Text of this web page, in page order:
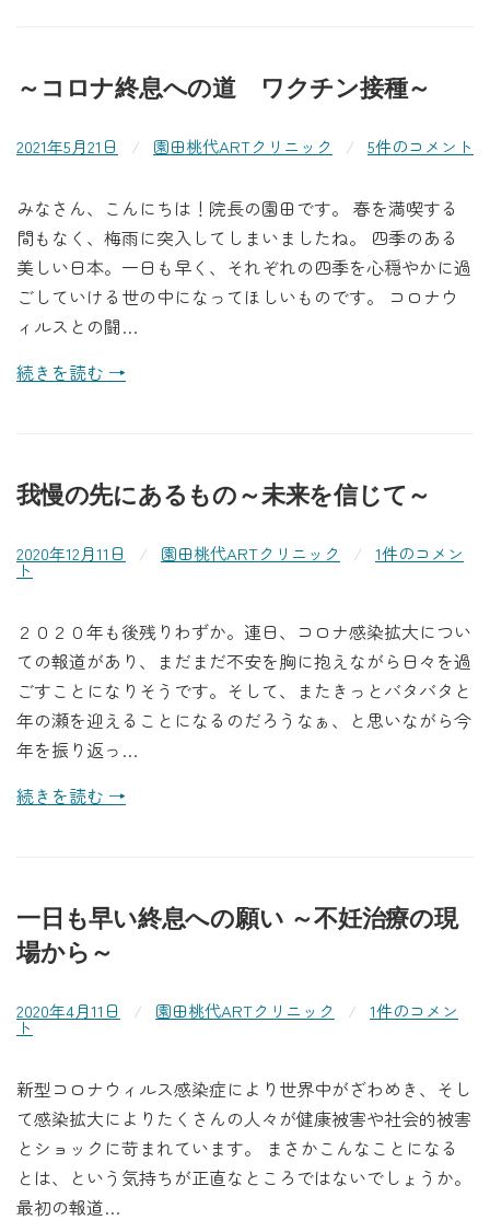
～コロナ終息への道 ワクチン接種～
2021年5月21日 / 園田桃代ARTクリニック / 5件のコメント
みなさん、こんにちは！院長の園田です。 春を満喫する
間もなく、梅雨に突入してしまいましたね。 四季のある
美しい日本。一日も早く、それぞれの四季を心穏やかに過
ごしていける世の中になってほしいものです。 コロナウ
ィルスとの闘…
続きを読む →
我慢の先にあるもの～未来を信じて～
2020年12月11日 / 園田桃代ARTクリニック / 1件のコメン
ト
２０２０年も後残りわずか。連日、コロナ感染拡大につい
ての報道があり、まだまだ不安を胸に抱えながら日々を過
ごすことになりそうです。そして、またきっとバタバタと
年の瀬を迎えることになるのだろうなぁ、と思いながら今
年を振り返っ…
続きを読む →
一日も早い終息への願い ～不妊治療の現
場から～
2020年4月11日 / 園田桃代ARTクリニック / 1件のコメン
ト
新型コロナウィルス感染症により世界中がざわめき、そし
て感染拡大によりたくさんの人々が健康被害や社会的被害
とショックに苛まれています。 まさかこんなことになる
とは、という気持ちが正直なところではないでしょうか。
最初の報道…